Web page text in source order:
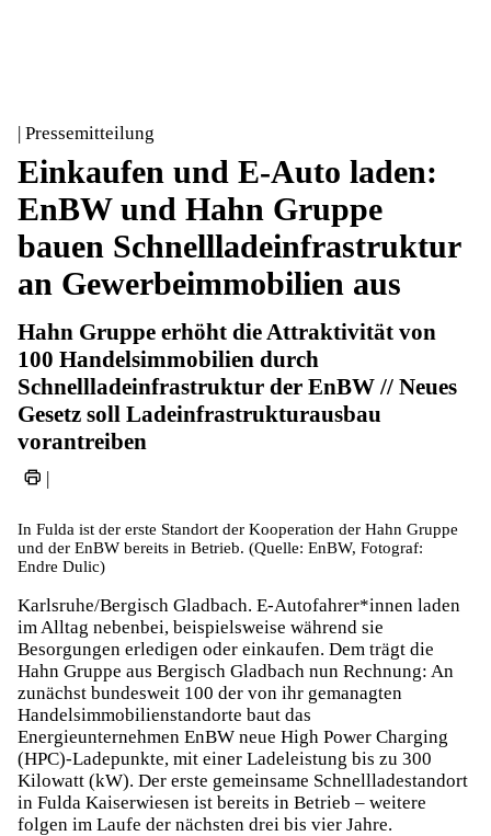
| Pressemitteilung
Einkaufen und E-Auto laden:
EnBW und Hahn Gruppe
bauen Schnellladeinfrastruktur
an Gewerbeimmobilien aus
Hahn Gruppe erhöht die Attraktivität von
100 Handelsimmobilien durch
Schnellladeinfrastruktur der EnBW // Neues
Gesetz soll Ladeinfrastrukturausbau
vorantreiben
|
In Fulda ist der erste Standort der Kooperation der Hahn Gruppe
und der EnBW bereits in Betrieb. (Quelle: EnBW, Fotograf:
Endre Dulic)
Karlsruhe/Bergisch Gladbach. E-Autofahrer*innen laden
im Alltag nebenbei, beispielsweise während sie
Besorgungen erledigen oder einkaufen. Dem trägt die
Hahn Gruppe aus Bergisch Gladbach nun Rechnung: An
zunächst bundesweit 100 der von ihr gemanagten
Handelsimmobilienstandorte baut das
Energieunternehmen EnBW neue High Power Charging
(HPC)-Ladepunkte, mit einer Ladeleistung bis zu 300
Kilowatt (kW). Der erste gemeinsame Schnellladestandort
in Fulda Kaiserwiesen ist bereits in Betrieb – weitere
folgen im Laufe der nächsten drei bis vier Jahre.